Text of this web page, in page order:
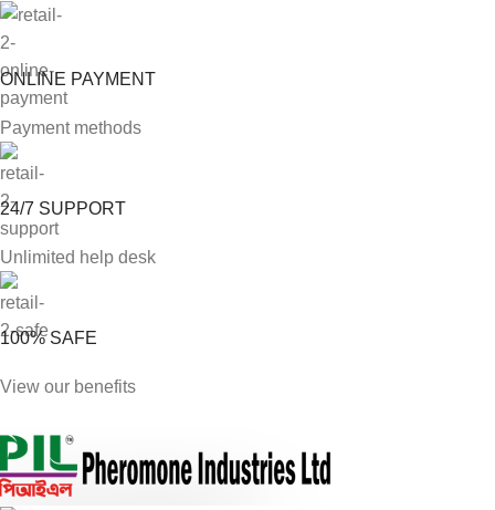
ONLINE PAYMENT
Payment methods
24/7 SUPPORT
Unlimited help desk
100% SAFE
View our benefits